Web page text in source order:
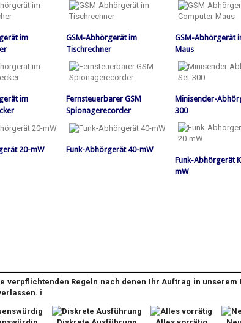
im
GSM-Abhörgerät im
Tischrechner
GSM-Abhörgerät
Maus
im
Fernsteuerbarer GSM
Spionagerecorder
Minisender-
300
20-mW
Funk-Abhörgerät 40-mW
Funk-Abhörgerät
mW
verpflichtenden Regeln nach denen Ihr Auftrag in
ℹ️